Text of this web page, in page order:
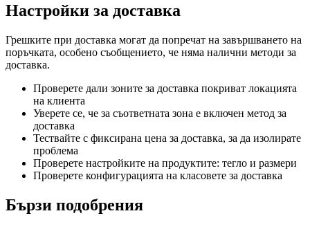
Настройки за доставка
Грешките при доставка могат да попречат на завършването на
поръчката, особено съобщението, че няма налични методи за
доставка.
Проверете дали зоните за доставка покриват локацията
на клиента
Уверете се, че за съответната зона е включен метод за
доставка
Тествайте с фиксирана цена за доставка, за да изолирате
проблема
Проверете настройките на продуктите: тегло и размери
Проверете конфигурацията на класовете за доставка
Бързи подобрения